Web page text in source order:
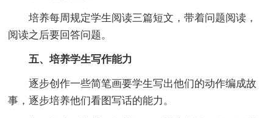
培养每周规定学生阅读三篇短文，带着问题阅读，
阅读之后要回答问题。
五、培养学生写作能力
逐步创作一些简笔画要学生写出他们的动作编成故
事，逐步培养他们看图写话的能力。